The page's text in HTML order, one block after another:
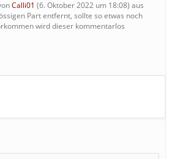
Calli01 (6. Oktober 2022 um 18:08) aus
Part entfernt, sollte so etwas noch
wird dieser kommentarlos